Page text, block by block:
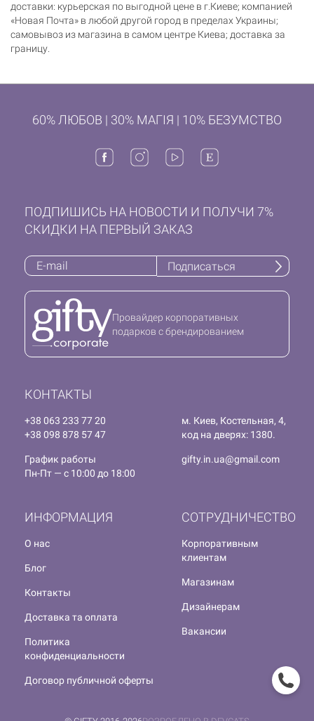
доставки: курьерская по выгодной цене в г.Киеве; компанией
«Новая Почта» в любой другой город в пределах Украины;
самовывоз из магазина в самом центре Киева; доставка за
границу.
60% ЛЮБОВ | 30% МАГІЯ | 10% БЕЗУМСТВО
КОНТАКТЫ
+38 063 233 77 20
+38 098 878 57 47
м. Киев, Костельная, 4,
код на дверях: 1380.
График работы
Пн-Пт — с 10:00 до 18:00
gifty.in.ua@gmail.com
СОТРУДНИЧЕСТВО
Корпоративным
клиентам
Магазинам
Дизайнерам
Вакансии
ИНФОРМАЦИЯ
О нас
Блог
Контакты
Доставка та оплата
Политика
конфиденциальности
Договор публичной оферты
ПОДПИШИСЬ НА НОВОСТИ И ПОЛУЧИ 7%
СКИДКИ НА ПЕРВЫЙ ЗАКАЗ
Подписаться
Провайдер корпоративных
подарков с брендированием